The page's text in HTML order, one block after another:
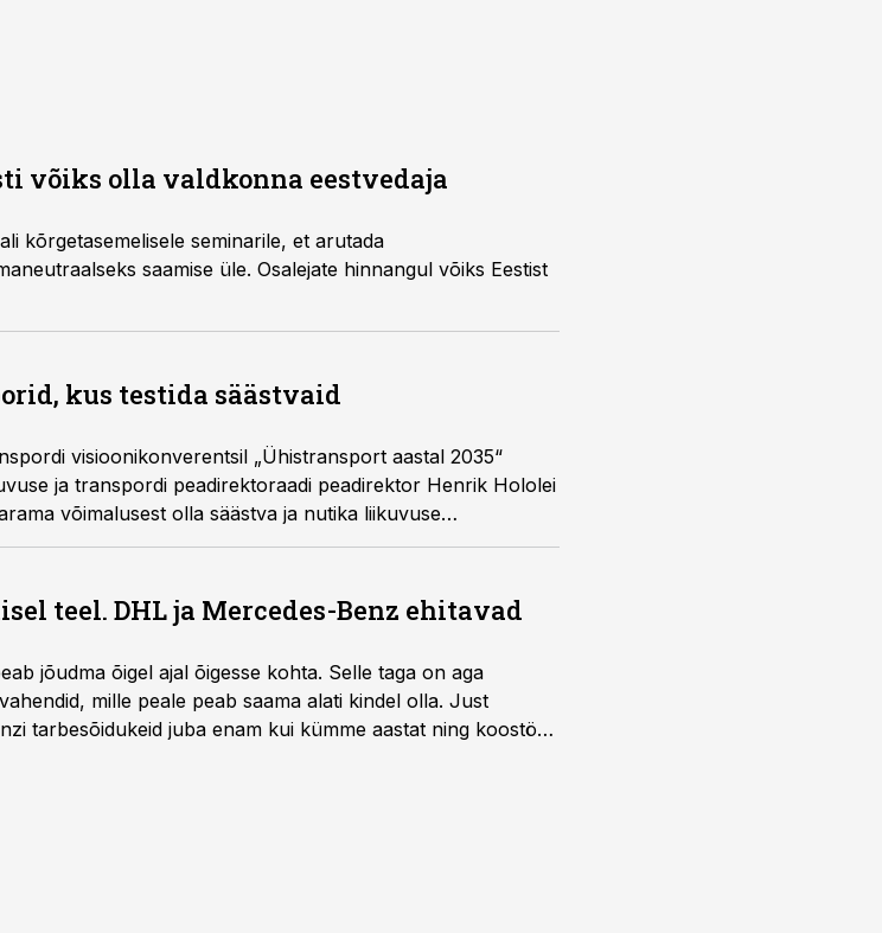
võiks olla valdkonna eestvedaja
kõrgetasemelisele seminarile, et arutada
saamise üle. Osalejate hinnangul võiks Eestist
kus testida säästvaid
visioonikonverentsil „Ühistransport aastal 2035“
ja transpordi peadirektoraadi peadirektor Henrik Hololei
võimalusest olla säästva ja nutika liikuvuse
esitab igapäevastele harjumustele uusi
et muuta Euroopa transpordisüsteemi jätkusuutlikuks,
teel. DHL ja Mercedes-Benz ehitavad
jõudma õigel ajal õigesse kohta. Selle taga on aga
mille peale peab saama alati kindel olla. Just
tarbesõidukeid juba enam kui kümme aastat ning koostöö